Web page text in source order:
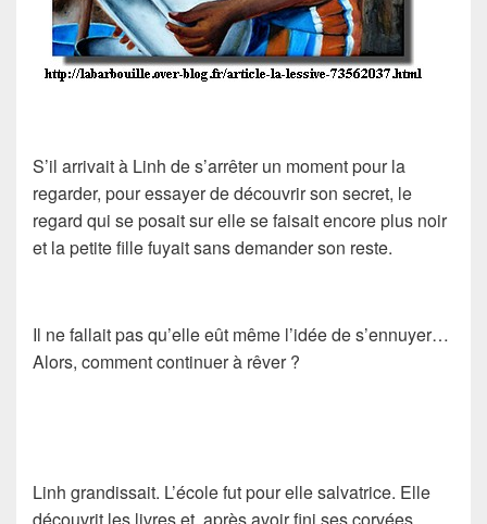
S’il arrivait à Linh de s’arrêter un moment pour la
regarder, pour essayer de découvrir son secret, le
regard qui se posait sur elle se faisait encore plus noir
et la petite fille fuyait sans demander son reste.
Il ne fallait pas qu’elle eût même l’idée de s’ennuyer…
Alors, comment continuer à rêver ?
Linh grandissait. L’école fut pour elle salvatrice. Elle
découvrit les livres et, après avoir fini ses corvées